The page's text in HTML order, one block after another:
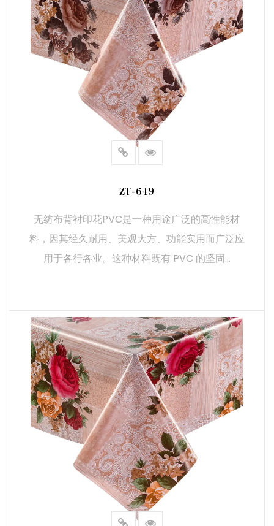
衬材料相比，触感更柔软。这使其非常适合需要舒适性的应
用，如装饰和填充物。
- 适应不同表面：无纺布背衬的灵活性使其能够适应各种表
面和形状，使其适合复杂的应用和安装。
- 清晰鲜艳的图像：采用先进的印刷技术，确保PVC表面的
图案清晰、鲜艳且持久。这种高质量的印刷效果提升了材料
的视觉吸引力，并保持其美观价值。
- 抗褪色性能：使用的印刷油墨具有抗褪色特性，即使长时
b. 易于安装和维护
- 简单安装：无纺布背衬提供了简便的安装方式，使材料能
- 低维护需求：PVC表面具有抗污和抗污特性，减少了频繁
清洁的需求。常规维护通常只需简单擦拭，即可保持材料的
新鲜感和新外观。
c. 环保选项
- 可回收材料：无纺布背衬印花PVC采用可回收材料生产，
有助于环保实践。对于寻求可持续解决方案的行业和消费者
来说，这一点至关重要。
- 低环境影响：生产技术的改进降低了PVC制造的环境影
响，使其成为更环保的选择。
4.选择无纺布背衬印花PVC的原因
ZT-649
无纺布背衬印花PVC是一种用途广泛的高性能材
料，因其经久耐用、美观大方、功能实用而广泛应
用于各行各业。这种材料既有 PVC 的坚固...
阅读更多